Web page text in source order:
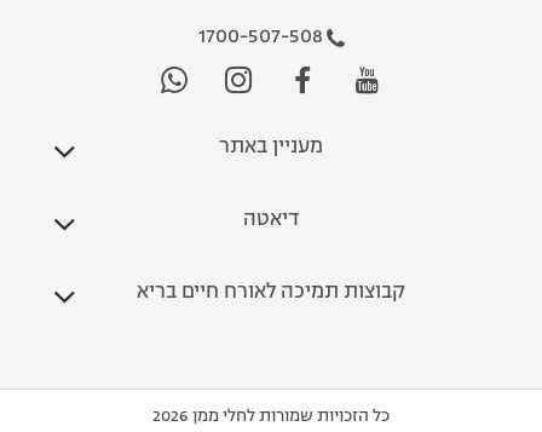
1700-507-508
מעניין באתר
דיאטה
קבוצות תמיכה לאורח חיים בריא
כל הזכויות שמורות לחלי ממן 2026